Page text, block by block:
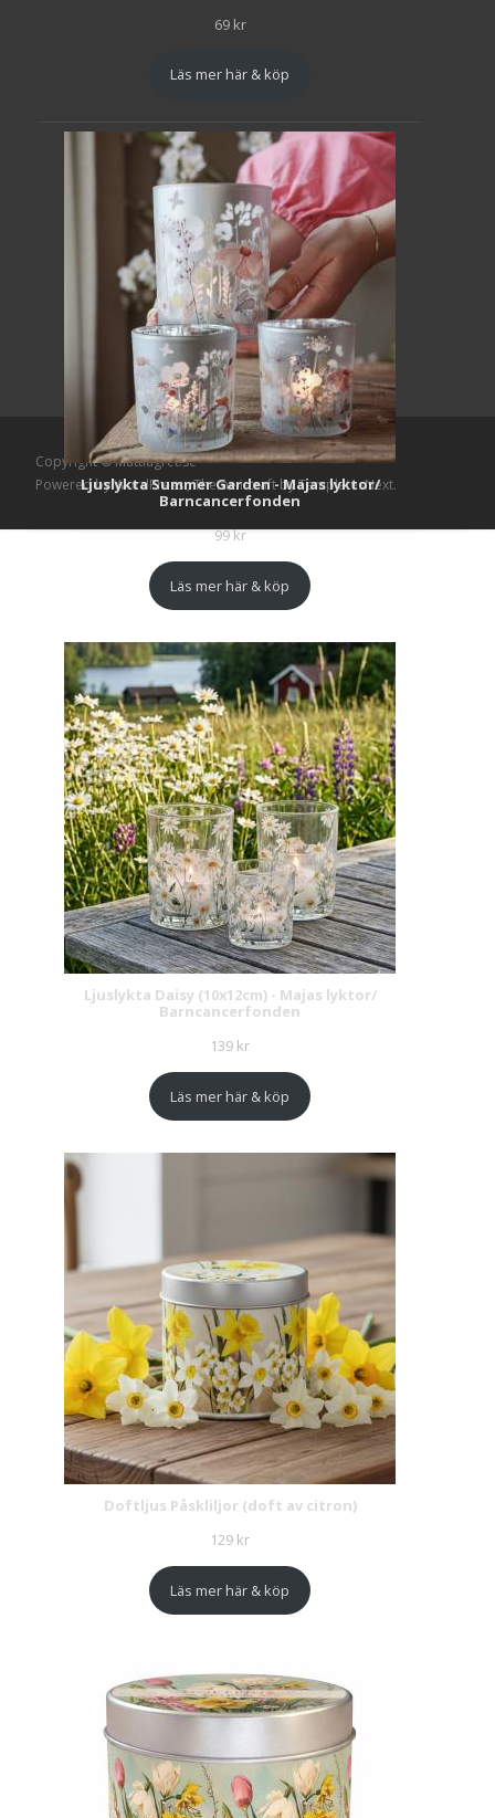
69 kr
Läs mer här & köp
Ljuslykta Summer Garden - Majas lyktor/
Barncancerfonden
99kr
Läs mer här & köp
Ljuslykta Daisy (10x12cm) - Majas lyktor/
Barncancerfonden
139 kr
Läs mer här & köp
Doftljus Påskliljor (doft av citron)
129 kr
Läs mer här & köp
Copyright © Mattlagret.se
Powered by WordPress, Themei-craftby TemplatesNext.